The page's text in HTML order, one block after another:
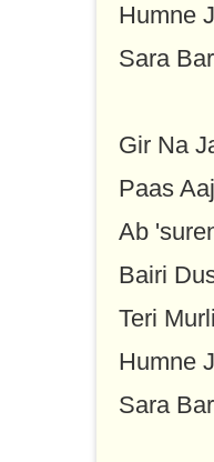
Humne
Sara
Gir Na
Paas
Ab
Bairi
Teri
Humne
Sara